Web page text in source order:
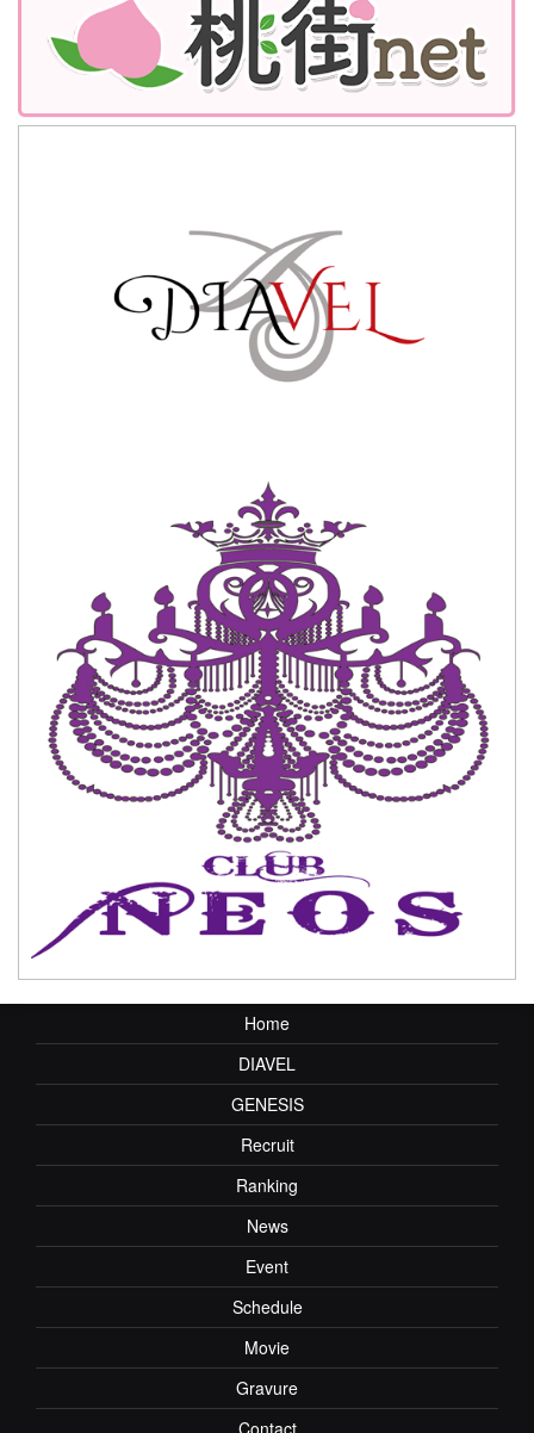
Home
DIAVEL
GENESIS
Recruit
Ranking
News
Event
Schedule
Movie
Gravure
Contact